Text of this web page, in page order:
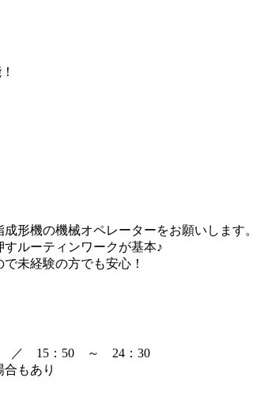
形機の機械オペレーターをお願いします。
ルーティンワークが基本♪
未経験の方でも安心！
／ 15：50 ～ 24：30
もあり